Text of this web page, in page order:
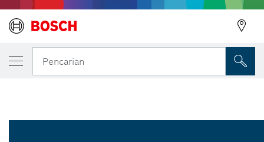
Pencarian
VARIAN PILIHAN ANDA
Set Bilah Pengerjaan Ubin, 3 buah
2 608 669 332